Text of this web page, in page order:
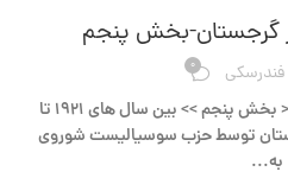
گرجستان-بخش پنجم
0
معرفی کامل کشور گرجستان << بخش پنجم >> بین سال های ۱۹۲۱ تا
در گرجستان توسط حزب سوسیالیست شوروی
به...